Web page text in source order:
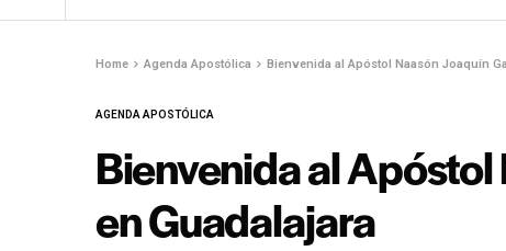
Home Agenda Apostólica Bienvenida al Apóstol Naasón Joaquín
AGENDA APOSTÓLICA
Bienvenida al
en Guadalajara